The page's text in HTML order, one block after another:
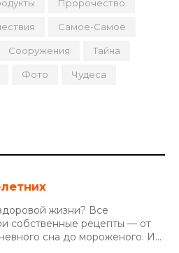
Пророчество
Самое-Самое
Сооружения Тайна
Фото Чудеса
жизни? Все
собственные рецепты — от
сна до мороженого. И...